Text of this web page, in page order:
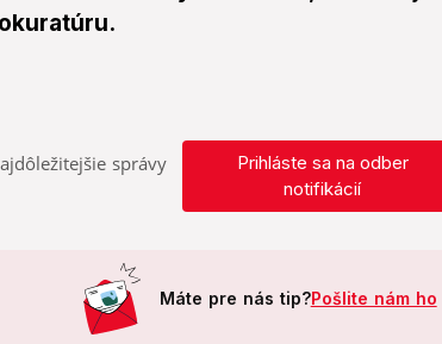
správy
Prihláste sa na odber
notifikácií
Máte pre nás tip?Pošlite nám ho